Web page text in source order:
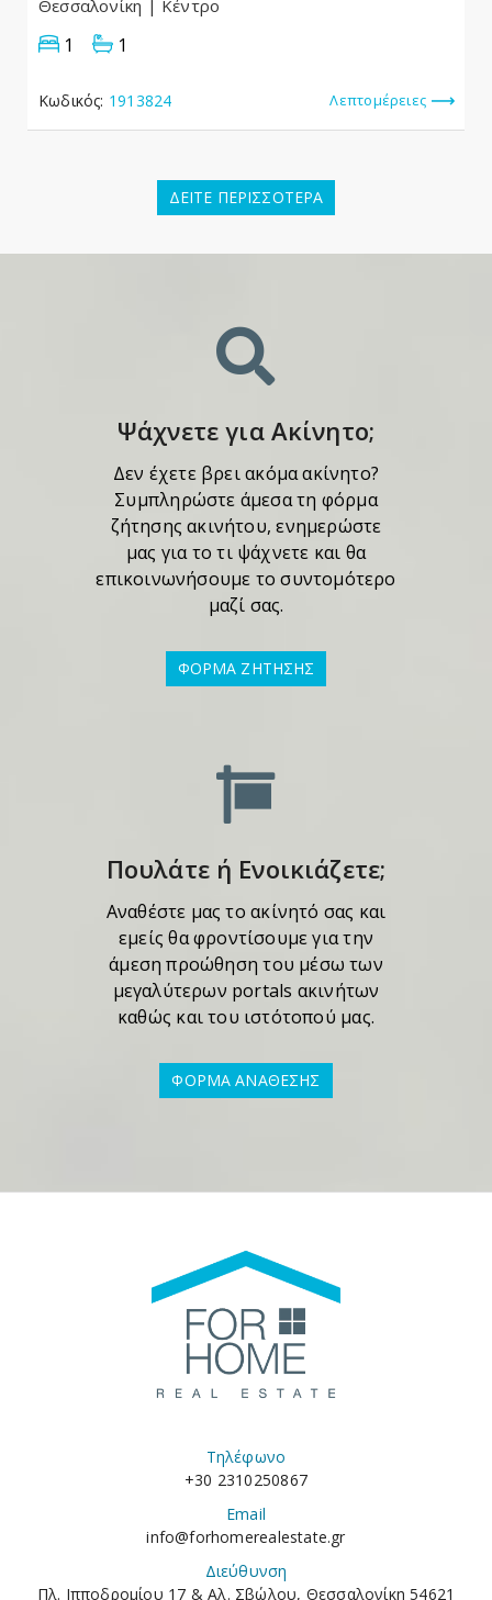
Θεσσαλονίκη | Κέντρο
1 1
Κωδικός: 1913824 Λεπτομέρειες
ΔΕΙΤΕ ΠΕΡΙΣΣΟΤΕΡΑ
Ψάχνετε για Ακίνητο;
Δεν έχετε βρει ακόμα ακίνητο?
Συμπληρώστε άμεσα τη φόρμα
ζήτησης ακινήτου, ενημερώστε
μας για το τι ψάχνετε και θα
επικοινωνήσουμε το συντομότερο
μαζί σας.
ΦΟΡΜΑ ΖΗΤΗΣΗΣ
Πουλάτε ή Ενοικιάζετε;
Αναθέστε μας το ακίνητό σας και
εμείς θα φροντίσουμε για την
άμεση προώθηση του μέσω των
μεγαλύτερων portals ακινήτων
καθώς και του ιστότοπού μας.
ΦΟΡΜΑ ΑΝΑΘΕΣΗΣ
Τηλέφωνο
+30 2310250867
Email
info@forhomerealestate.gr
Διεύθυνση
Πλ. Ιπποδρομίου 17 & Αλ. Σβώλου, Θεσσαλονίκη 54621